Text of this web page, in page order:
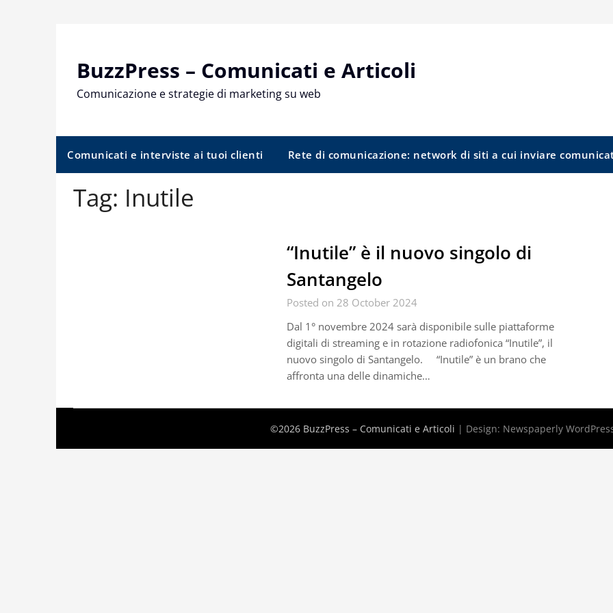
BuzzPress – Comunicati e Articoli
Comunicazione e strategie di marketing su web
Comunicati e interviste ai tuoi clienti Rete di comunicazione: network di siti a cui inviare
Tag: Inutile
“Inutile” è il nuovo singolo di
Santangelo
Posted on 28 October 2024
Dal 1° novembre 2024 sarà disponibile sulle piattaforme
digitali di streaming e in rotazione radiofonica “Inutile”, il
nuovo singolo di Santangelo. “Inutile” è un brano che
affronta una delle dinamiche…
©2026 BuzzPress – Comunicati e Articoli | Design: Newspaperly